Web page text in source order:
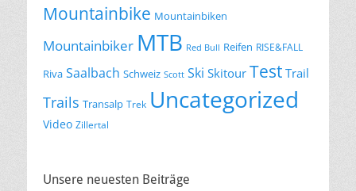
Mountainbike Mountainbiken
Mountainbiker MTB Red Bull Reifen RISE&FALL
Riva Saalbach Schweiz Scott Ski Skitour Test Trail
Trails Transalp Trek Uncategorized
Video Zillertal
Unsere neuesten Beiträge